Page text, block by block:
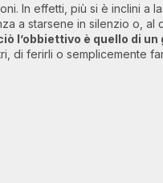
In effetti, più si è inclini a
a starsene in silenzio o, al
l’obbiettivo è quello di
di ferirli o semplicemente